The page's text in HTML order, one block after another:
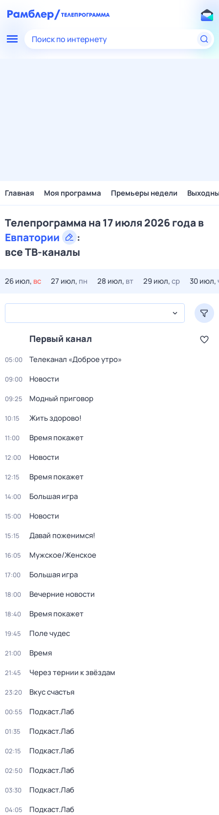
Поиск по интернету
Главная Моя программа Премьеры недели
Телепрограмма на 17 июля 2026 года в
Евпатории
:
все ТВ-каналы
26 июл, вс 27 июл, пн 28 июл, вт 29 июл,ср 30 июл,
Первый канал
05:00 Телеканал «Доброе утро»
09:00 Новости
09:25 Модный приговор
10:15 Жить здорово!
11:00 Время покажет
12:00 Новости
12:15 Время покажет
14:00 Большая игра
15:00 Новости
15:15 Давай поженимся!
16:05 Мужское/Женское
17:00 Большая игра
18:00 Вечерние новости
18:40 Время покажет
19:45 Поле чудес
21:00 Время
21:45 Через тернии к звёздам
23:20 Вкус счастья
00:55 Подкаст.Лаб
01:35 Подкаст.Лаб
02:15 Подкаст.Лаб
02:50 Подкаст.Лаб
03:30 Подкаст.Лаб
04:05 Подкаст.Лаб